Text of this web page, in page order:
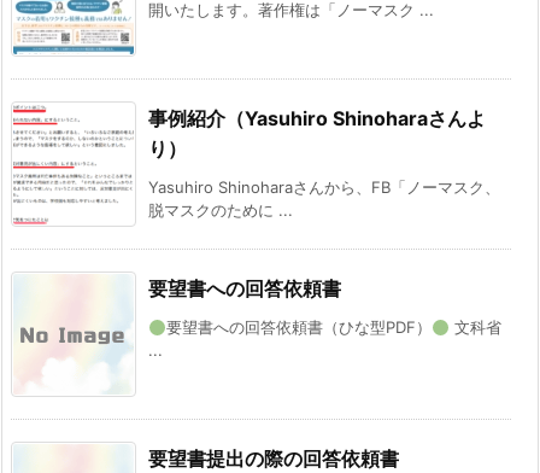
開いたします。著作権は「ノーマスク ...
事例紹介（Yasuhiro Shinoharaさんよ
り）
Yasuhiro Shinoharaさんから、FB「ノーマスク、
脱マスクのために ...
要望書への回答依頼書
要望書への回答依頼書（ひな型PDF）
文科省
...
要望書提出の際の回答依頼書